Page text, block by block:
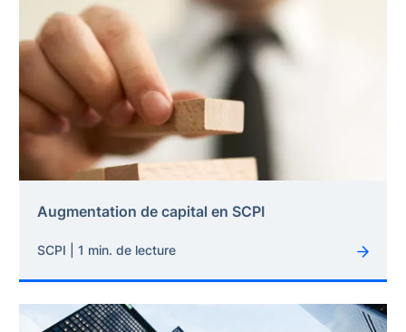
Augmentation de capital en SCPI
SCPI | 1 min. de lecture